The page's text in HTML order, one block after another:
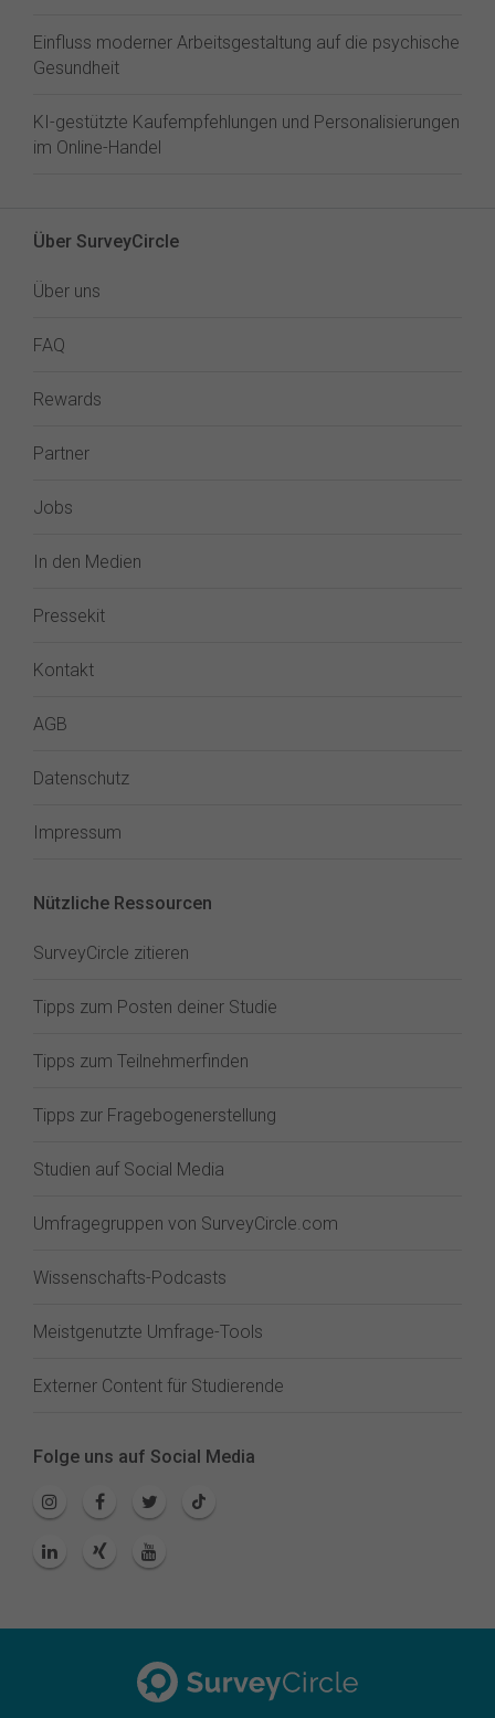
Einfluss moderner Arbeitsgestaltung auf die psychische
Gesundheit
KI-gestützte Kaufempfehlungen und Personalisierungen
im Online-Handel
Über SurveyCircle
Über uns
FAQ
Rewards
Partner
Jobs
In den Medien
Pressekit
Kontakt
AGB
Datenschutz
Impressum
Nützliche Ressourcen
SurveyCircle zitieren
Tipps zum Posten deiner Studie
Tipps zum Teilnehmerfinden
Tipps zur Fragebogenerstellung
Studien auf Social Media
Umfragegruppen von SurveyCircle.com
Wissenschafts-Podcasts
Meistgenutzte Umfrage-Tools
Externer Content für Studierende
Folge uns auf Social Media